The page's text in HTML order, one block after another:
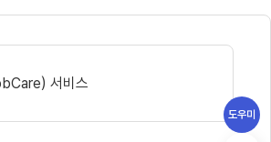
서비스
도우미